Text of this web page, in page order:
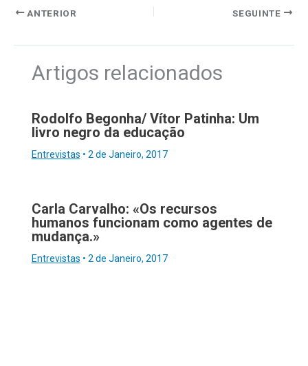
ANTERIOR SEGUINTE
Artigos relacionados
Rodolfo Begonha/ Vítor Patinha: Um
livro negro da educação
Entrevistas • 2 de Janeiro, 2017
Carla Carvalho: «Os recursos
humanos funcionam como agentes de
mudança.»
Entrevistas • 2 de Janeiro, 2017